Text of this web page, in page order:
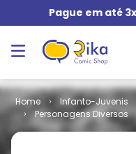
Pague em até
Infanto-Juvenis
Personagens Diversos